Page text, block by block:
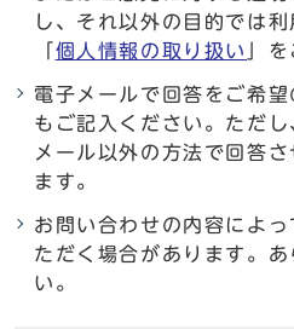
し、それ以外の目的では
個人情報の取り扱い 」
電子メールで回答をご希
もご記入ください。ただ
メール以外の方法で回答
ます。
お問い合わせの内容によ
ただく場合があります。
い。